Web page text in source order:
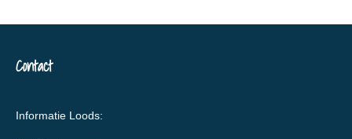
Contact
Informatie Loods: